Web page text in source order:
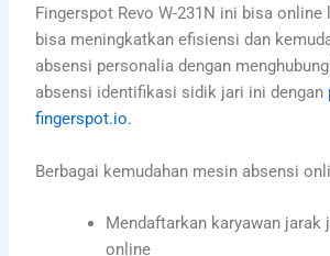
Fingerspot Revo W-231N ini bisa online
bisa meningkatkan efisiensi dan
absensi personalia dengan
absensi identifikasi sidik jari ini dengan
fingerspot.io.
Berbagai kemudahan mesin absensi
Mendaftarkan karyawan jarak
online